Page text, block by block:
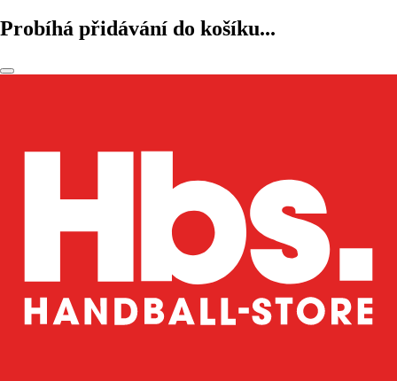
Probíhá přidávání do košíku...